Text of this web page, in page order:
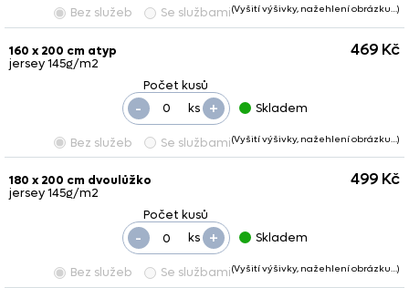
Bez služeb Se službami(Vyšití výšivky, nažehlení obrázku…)
160 x 200 cm atyp
jersey 145g/m2
ks +
-
469 Kč
Skladem
Bez služeb Se službami(Vyšití výšivky, nažehlení obrázku…)
180 x 200 cm dvoulůžko
jersey 145g/m2
ks +
-
499 Kč
Skladem
Bez služeb Se službami(Vyšití výšivky, nažehlení obrázku…)